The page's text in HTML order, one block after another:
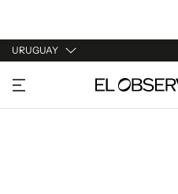
URUGUAY
URUGUAY
ARGENTINA